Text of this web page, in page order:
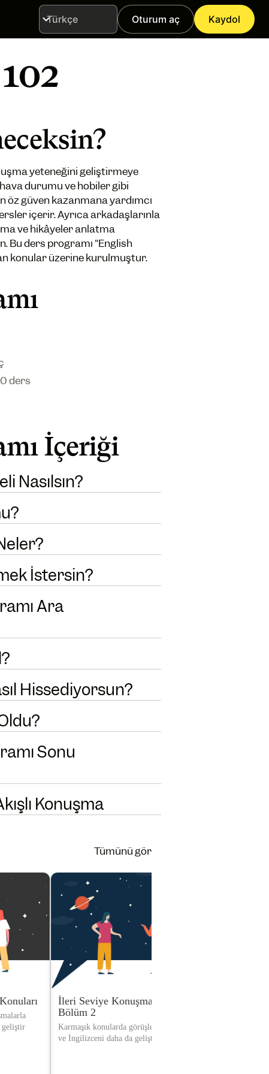
Dil Oturum aç Kaydol
yeteneğini geliştirmeye
durumu ve hobiler gibi
öz güven kazanmana yardımcı
içerir. Ayrıca arkadaşlarınla
ve hikâyeler anlatma
Bu ders programı "English
konular üzerine kurulmuştur.
ders
İçeriği
Nasılsın?
İstersin?
Ara
Hissediyorsun?
Sonu
Konuşma
Tümünü gör
İleri Seviye Konuşma Konuları
Bölüm 2
Karmaşık konularda görüşlerini ifade et
ve İngilizceni daha da geliştir